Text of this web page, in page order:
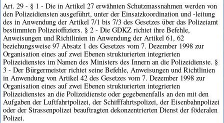
Art. 29 - § 1 - Die in Artikel 27 erwähnten Schutzmassnahmen werden von
den Polizeidiensten ausgeführt, unter der Einsatzkoordination und -leitung
des in Anwendung der Artikel 7/1 bis 7/3 des Gesetzes über das Polizeiamt
bestimmten Polizeioffiziers. § 2 - Die GDKZ richtet ihre Befehle,
Anweisungen und Richtlinien in Anwendung der Artikel 61, 62
beziehungsweise 97 Absatz 1 des Gesetzes vom 7. Dezember 1998 zur
Organisation eines auf zwei Ebenen strukturierten integrierten
Polizeidienstes im Namen des Ministers des Innern an die Polizeidienste. §
3 - Der Bürgermeister richtet seine Befehle, Anweisungen und Richtlinien
in Anwendung von Artikel 42 des Gesetzes vom 7. Dezember 1998 zur
Organisation eines auf zwei Ebenen strukturierten integrierten
Polizeidienstes an die Polizeidienste oder gegebenenfalls an den mit den
Aufgaben der Luftfahrtpolizei, der Schifffahrtspolizei, der Eisenbahnpolizei
oder der Strassenpolizei beauftragten dekonzentrierten Dienst der föderalen
Polizei.